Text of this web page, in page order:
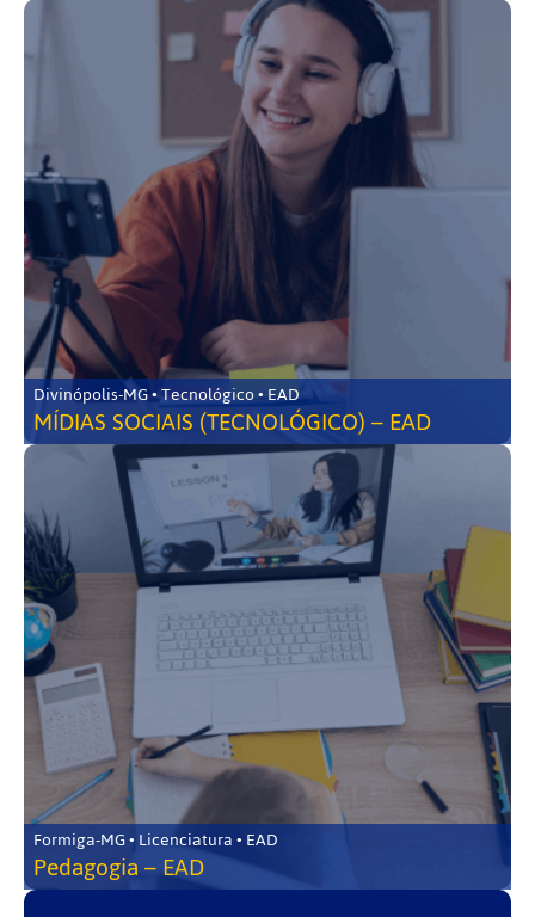
Divinópolis-MG • Tecnológico • EAD
MÍDIAS SOCIAIS (TECNOLÓGICO) – EAD
Formiga-MG • Licenciatura • EAD
Pedagogia – EAD